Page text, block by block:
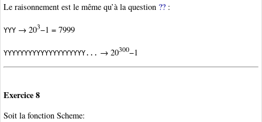
Le raisonnement est le même qu’à la question ?? :
YYY → 203−1 = 7999
YYYYYYYYYYYYYYYYYYYY... → 20300−1
Exercice 8
Soit la fonction Scheme: